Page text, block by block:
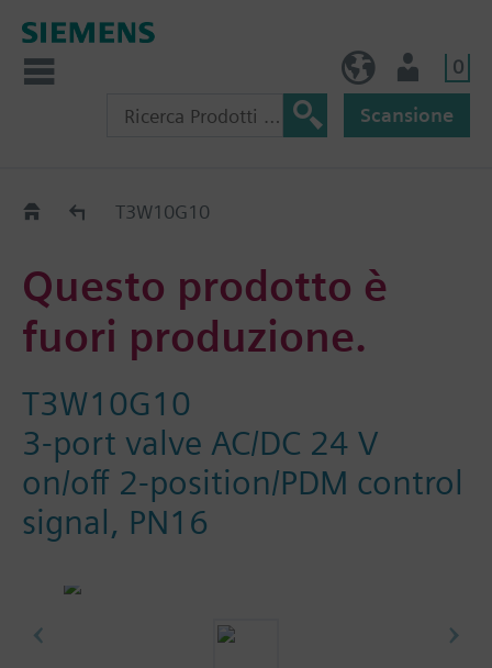
0
Scansione
Old2NewT3W10G10
Questo prodotto è
fuori produzione.
T3W10G10
3-port valve AC/DC 24 V
on/off 2-position/PDM control
signal, PN16